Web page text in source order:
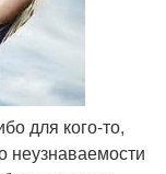
для кого-то,
неузнаваемости